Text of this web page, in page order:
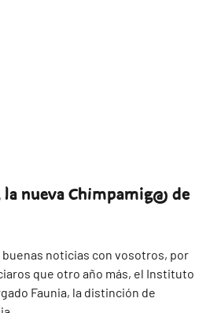
la nueva Chimpamig@ de
noticias con vosotros, por
que otro año más, el Instituto
Faunia, la distinción de